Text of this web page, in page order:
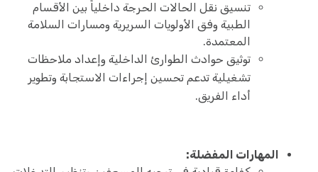
تنسيق نقل الحالات الحرجة داخلياً بين الأقسام
الطبية وفق الأولويات السريرية ومسارات السلامة
المعتمدة.
توثيق حوادث الطوارئ الداخلية وإعداد ملاحظات
تشغيلية تدعم تحسين إجراءات الاستجابة وتطوير
أداء الفريق.
المهارات المفضلة: